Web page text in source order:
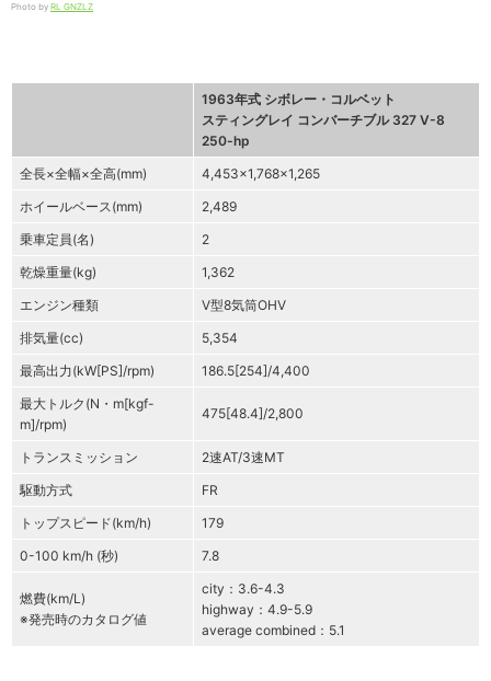
Photo by RL GNZLZ
1963年式 シボレー・コルベット
スティングレイ コンバーチブル 327 V-8
250-hp
全長×全幅×全高(mm)
4,453×1,768×1,265
ホイールベース(mm)
2,489
乗車定員(名)
2
乾燥重量(kg)
1,362
エンジン種類
V型8気筒OHV
排気量(cc)
5,354
最高出力(kW[PS]/rpm)
186.5[254]/4,400
最大トルク(N・m[kgf-
m]/rpm)
475[48.4]/2,800
トランスミッション
2速AT/3速MT
駆動方式
FR
トップスピード(km/h)
179
0-100 km/h (秒)
7.8
燃費(km/L)
※発売時のカタログ値
city：3.6-4.3
highway：4.9-5.9
average combined：5.1